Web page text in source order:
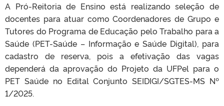
A Pró-Reitoria de Ensino está realizando seleção de
docentes para atuar como Coordenadores de Grupo e
Tutores do Programa de Educação pelo Trabalho para a
Saúde (PET-Saúde – Informação e Saúde Digital), para
cadastro de reserva, pois a efetivação das vagas
dependerá da aprovação do Projeto da UFPel para o
PET Saúde no Edital Conjunto SEIDIGI/SGTES-MS Nº
1/2025.